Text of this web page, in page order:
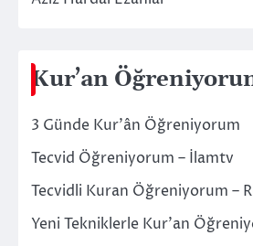
Kur’an
3 Günde Kur’ân Öğreniyorum
Tecvid Öğreniyorum – İlamtv
Tecvidli Kuran Öğreniyorum –
Yeni Tekniklerle Kur’an